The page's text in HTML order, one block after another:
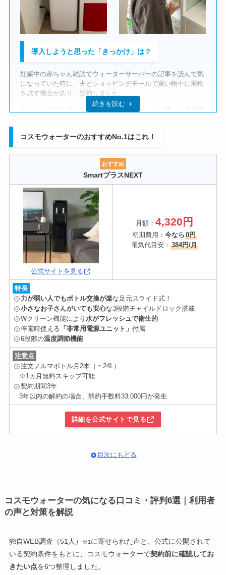
使用後のボトルはペットボトルゴミとして捨てられる（右）
不満な点はある？
全体的には非常に満足していますが、細かい点で気になる部分
たとえば、チャイルドロックキーを本体に差し込むときに、少
し挿しづらいと感じることがあります。
るうちに慣れましたが、もう少しスムーズだとありがたいで
す。
また、温水の温度が3段階で調整できるのは便利ですが、最も
低い設定でも赤ちゃんの粉ミルクに使うには少し熱く、冷水と
混ぜる必要はある
と感じました。
で、育児中には十分役立つと感じました。
機能面の不満は少なく、むしろ生活にうまくフィットしていま
す。
サーバーの「音」については？
以前使っていた機種は劣化もあってか「ブーン」という作動音
が気になるようになっていましたが、
してからは非常に静かです。
夜、近くで寝ている時も動作音はほとんど気にならず、静かな
リビングでも快適に過ごせます。
きる静音性です。
ボトル交換については？
ですが今はその必要もありません。
1番大変なのは、届いた水ボトルのストックを玄関から運び入
ドで2つ分の水ボトルが結束されて送られてきます。
急いで家の中に入れたい場合は、結束をほどかず運び入れるた
め、持ちにくい約24kgを持ち上げて歩くことは少し大変です。
しかし、 清潔な冷水やお湯がいつでも飲める利便性と、非常時
の備蓄水にもなるという安心感
もあり、必要な出費として考え
ています。
熱湯に近い温度のお湯のためカップ麺も問題なく作れる
導入してみて、生活はどう変わった？
ウォーターサーバーを導入してから私や家族の生活で一番変わ
ったと思うことは、
「飲料水に対する意識」です。
元々、水を飲む習慣がなかったので水を飲むことに抵抗があり
ましたが、ウォーターサーバーがあると「使わないともったい
ない」というように意識が変わっていった
いた時にサーバーから水を汲んで飲むようになっていきまし
た。
長男も離乳してからはサーバーの水を常飲するようになり、お
茶を飲むのを逆に嫌がるようにもなりました。
長男が自ら進んで水を飲んでくれるようになった
的で一番良かったと感じています。
1日の中でどんなふうに使ってる？
子供が乳児の頃は、寝室で寝かせながら夜中にミルクをあげる
際にウォーターサーバーのお湯を使って、その場で調乳をして
いました。
キッチンまで足を運ぶ手間がなく、非常に便利に使っていまし
、普段から習慣的にミネラルウォーターを愛飲しているた
月に2本あればいいよね、と最初決めましたが、結局、家族全
員コスモウォーターが大好きになり、2本じゃ足りなくなって4
本は必要
になりました。笑
体内に取り入れていることを考えるとコスパはとてもいいんじ
ゃないか
それに不足分も頼んだら早くきますし、子育てママさんは配達
はとても利便性がある気がします！
ストックしているボトル2本（左）
ボトル収納箇所（右）
導入してみて、生活はどう変わった？
家族全員で水を飲む習慣ができました。
今までは麦茶を飲んでいましたが、今はすっかり水の味に慣れ
て、体がお茶をあまり受け付けなくなったのか、麦茶飲んだら
美味しさを感じませんでした！
それくらい、水は体にいい影響を与えているんだなと感じてい
ます。
また、水嫌いの私も飲めるようになり、積極的に水を取り入れ
られるようになり、喉が渇き切る前に水を飲めるように意識す
ることができるようになりました。
子供達も水を喜んで飲んでいます。
天然水だからこそ、子供達へも安心して飲ませてあげれると感
じています。
1日の中でどんなふうに使ってる？
炭酸水の水もウォーターサーバーの水を使用しております。
職場や学校、保育園に持っていく水筒の中身もウォーターサー
由は？
ウォーターサーバーはメーカーも種類もたくさんあり、何が良
デザインがシンプルでコンパクトなこと、サーバーレンタル
が無料
ォーターサーバーを探しました。
その中で、一番自分の条件に合っていて、気に入ったコスモウ
ォーターに決めて契約しました。
Loccaのウォーターサーバーも同じように気になっていたので
ーの方にしました。
サーバーの設置した日の感想は？
で選びましたが、実物を見てみると
たよりもスリムでスタイリッシュ
の雰囲気にもなじみそうで安心したのを覚えています。
設置場所はキッチンの入り口付近。
料理中でもすぐ手が届く位置で、かつリビングからも使いやす
いベストポジションを選びました。
設置作業は意外と簡単で、説明書を見ながら電源を入れ、ボト
ルをセットするだけ。
思っていたよりもスムーズにできて驚きました。
毎月の費用にはとても満足しています。
サーバーレンタル代・メンテナンス代は無料なのでかかってい
なくて、お水のみで毎月
す。
ペットボトルの水を購入していた時よりは高くなったなと感じ
ますが、サーバーからそのまま冷たい水もお湯も出せる便利さ
に慣れてしまってからは、十分満足だと思います。
使い終わるとボトルは勝手に縮む
ウォーターサーバーを導入して一番変わったことは、「水を飲
む習慣」が自然と身についた
ことです。
導入しようと思った「きっかけ」は？
妊娠中の赤ちゃん雑誌でウォーターサーバーの記事を読んで気
になっていた時に、夫とショッピングモールで買い物中に実物
を試す機会があり、契約しました。
ボトルの設置位置が気になっていましたが、
数あるサーバーから、コスモウォーターを選んだ理
由は？
コスモウォーター以外にも、フレシャス、クラクラ、プレミア
ムウォーター、ピュアハワイアンと迷っていました。
ボトルを回収するタイプのサーバーは、
玄関前にゴロゴロ置いているおうちを見かけて
一方 コスモウォーター
いき、ペットボトルゴミに出せる上、ゴミ袋の中でかさばらな
い のが良いと思えました。
ボトルは上に設置するタイプの方が停電時にも使える
いう情報があったので、最初はそちらを考えていたのですが、
本体下部に設置した方が安定して大地震の時に倒れないという
実はこのコスモウォーターは二台目で、一台目は古いタイプの
ものを使っていました。
思います。
費用についてはどう思う？
続きを読む ＋
コスモウォーターのおすすめNo.1はこれ！
おすすめ
SmartプラスNEXT
公式サイトを見る
月額：4,320円
初期費用：今なら0円
電気代目安： 384円/月
特長
力が弱い人でもボトル交換が楽な足元スライド式！
小さなお子さんがいても安心な3段階チャイルドロック搭載
Wクリーン機能により 水がフレッシュで衛生的
停電時使える 「非常用電源ユニット」 付属
6段階の温度調節機能
注意点
注文ノルマボトル月2本（＝24L）
※1ヵ月無料スキップ可能
契約期間3年
3年以内の解約の場合、解約手数料33,000円が発生
詳細を公式サイトで見る
目次にもどる
コスモウォーターの気になる口コミ・評判6選｜利用者
の声と対策を解説
独自WEB調査（51人） ※1 に寄せられた声と、公式に公開されて
いる契約条件をもとに、コスモウォーターで契約前に確認してお
きたい点を6つ整理しました。